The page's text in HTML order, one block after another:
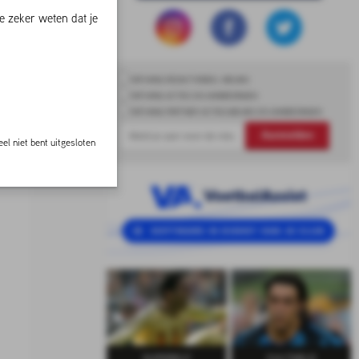
Aanmelden
zeker weten dat je
niet bent uitgesloten